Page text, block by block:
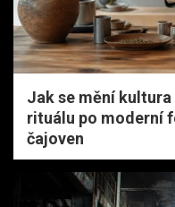
Jak se mění
rituálu po moderní
čajoven